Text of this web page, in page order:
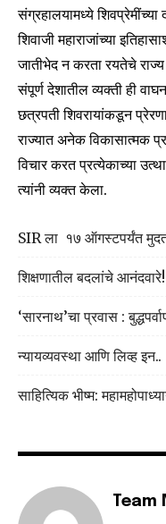
Join our
To subscribe, simply
or click the subscribe
your privacy and won't
6,300
संग्रहालयामध्ये शिवप्रेमींच्या
शिवाजी महाराजांच्या
जातीभेद न करता रयतेचे
संपूर्ण देशातील व्यक्ती ही
छत्रपती शिवरायांकडून
राज्यात अनेक विकासात्मक
विचार करत प्रत्येकाच्या
त्यांनी व्यक्त केला.
SIR ला १७ ऑगस्टपर्यंत
शिक्षणातील बदलांचे आनंदवारे!
‘सारनाथ’चा प्रवास :
न्यायव्यवस्था आणि लिव्ह इन..
साहित्यिक भीष्म: